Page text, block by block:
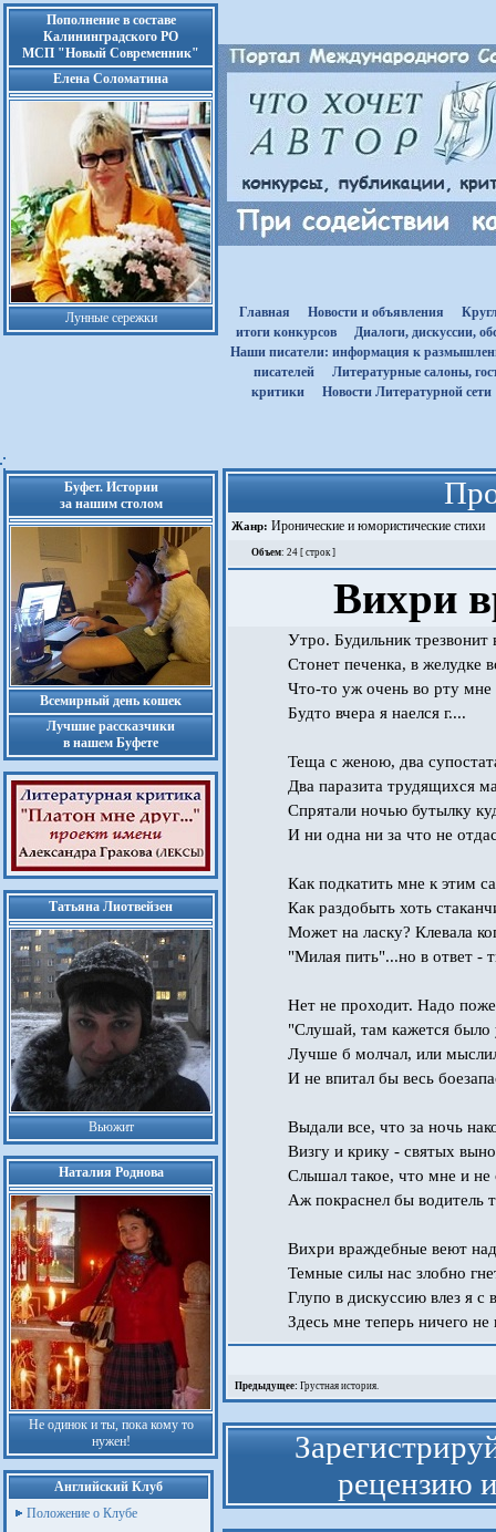
Пополнение в составе
Калининградского РО
МСП "Новый Современник"
Елена Соломатина
Лунные сережки Главная Новости и объявления
итоги конкурсов
Диалоги, дискуссии,
Наши писатели: информация к
писателей
Литературные салоны,
критики
Новости Литературной сети
Буфет. Истории
за нашим столом
Всемирный день кошек
Лучшие рассказчики
в нашем Буфете
Татьяна Лиотвейзен
Вьюжит
Наталия Роднова
Не одинок и ты, пока кому то
нужен!
Английский Клуб
Положение о Клубе
Жанр: Иронические и юмористические стихи
Объем: 24 [ строк ]
Вихри
Утро. Будильник трезвонит
Стонет печенка, в желудке
Что-то уж очень во рту мне
Будто вчера я наелся г....
Теща с женою, два
Два паразита трудящихся
Спрятали ночью бутылку
И ни одна ни за что не
Как подкатить мне к этим
Как раздобыть хоть
Может на ласку? Клевала
"Милая пить"...но в ответ -
Нет не проходит. Надо
"Слушай, там кажется было
Лучше б молчал, или
И не впитал бы весь
Выдали все, что за ночь
Визгу и крику - святых
Слышал такое, что мне и не
Аж покраснел бы водитель
Вихри враждебные веют
Темные силы нас злобно
Глупо в дискуссию влез я с
Здесь мне теперь ничего не
Предыдущее: Грустная история.
рецензию